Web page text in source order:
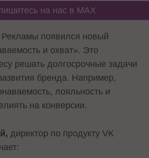
на нас в MAX
Рекламы появился новый
и охват». Это
решать долгосрочные задачи
бренда. Например,
лояльность и
на конверсии.
директор по продукту VK